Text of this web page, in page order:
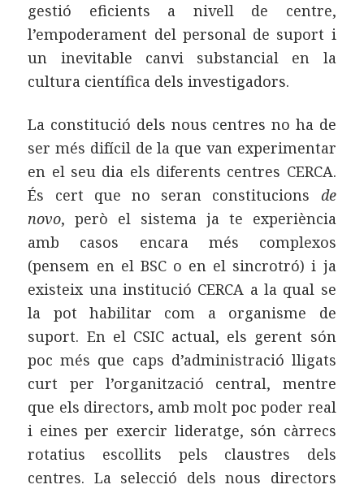
gestió eficients a nivell de centre,
l’empoderament del personal de suport i
un inevitable canvi substancial en la
cultura científica dels investigadors.
La constitució dels nous centres no ha de
ser més difícil de la que van experimentar
en el seu dia els diferents centres CERCA.
És cert que no seran constitucions de
novo, però el sistema ja te experiència
amb casos encara més complexos
(pensem en el BSC o en el sincrotró) i ja
existeix una institució CERCA a la qual se
la pot habilitar com a organisme de
suport. En el CSIC actual, els gerent són
poc més que caps d’administració lligats
curt per l’organització central, mentre
que els directors, amb molt poc poder real
i eines per exercir lideratge, són càrrecs
rotatius escollits pels claustres dels
centres. La selecció dels nous directors